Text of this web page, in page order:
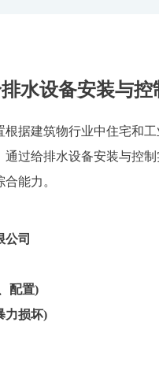
水设备安装与
据建筑物行业中住宅和
过给排水设备安装与控
能力。
公司
配置)
力损坏)